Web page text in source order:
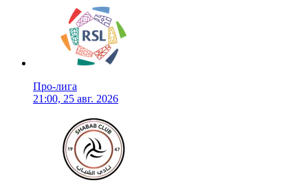
Про-лига
21:00, 25 авг. 2026